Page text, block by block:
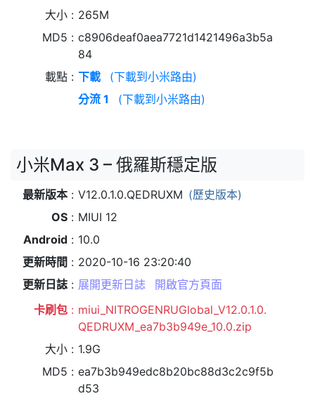
大小
265M
MD5
c8906deaf0aea7721d1421496a3b5a
84
載點
下載
(下載到小米路由)
分流 1
(下載到小米路由)
小米Max 3 – 俄羅斯穩定版
最新版本 V12.0.1.0.QEDRUXM (歷史版本)
OS
MIUI 12
Android
10.0
更新時間
2020-10-16 23:20:40
更新日誌
展開更新日誌
開啟官方頁面
卡刷包
miui_NITROGENRUGlobal_V12.0.1.0.
QEDRUXM_ea7b3b949e_10.0.zip
大小
1.9G
MD5
ea7b3b949edc8b20bc88d3c2c9f5b
d53